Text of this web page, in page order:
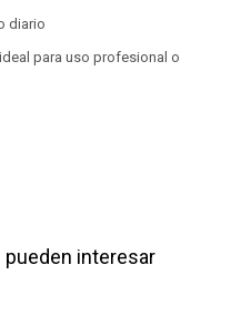
diario
para uso profesional o
interesar